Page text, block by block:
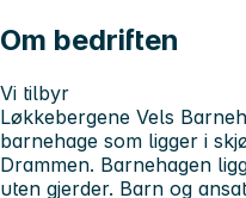
Om bedriften
Vi tilbyr
Løkkebergene Vels
barnehage som ligger i
Drammen. Barnehagen
uten gjerder. Barn og